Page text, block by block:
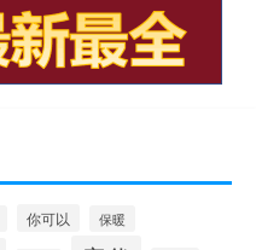
你可以 保暖